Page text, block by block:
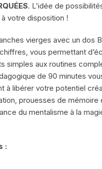
. L’idée de
votre disposition !
vierges avec un dos
vous permettant
simples aux routines
de 90 minutes
à libérer votre potentiel
prouesses de
du mentalisme à la
: